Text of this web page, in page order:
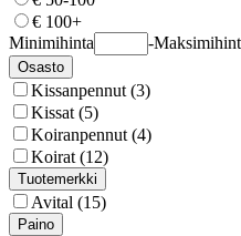
€ 100+
Minimihinta
-
Osasto
Kissanpennut (3)
Kissat (5)
Koiranpennut (4)
Koirat (12)
Tuotemerkki
Avital (15)
Paino